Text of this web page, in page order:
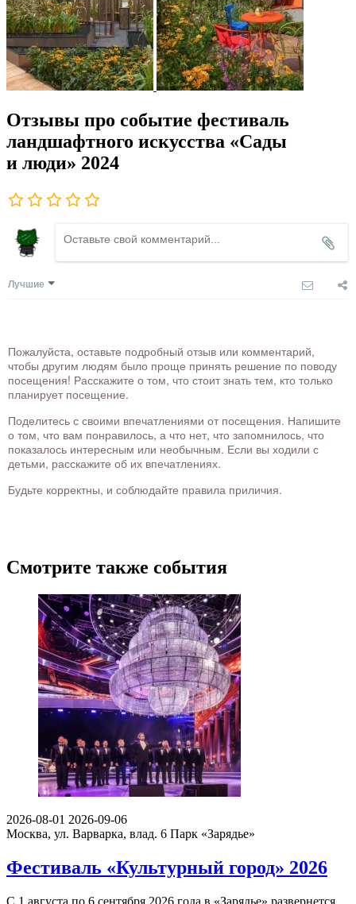
Отзывы про событие фестиваль
ландшафтного искусства «Сады
и люди» 2024
Лучшие
Пожалуйста, оставьте подробный отзыв или комментарий,
чтобы другим людям было проще принять решение по поводу
посещения! Расскажите о том, что стоит знать тем, кто только
планирует посещение.
Поделитесь с своими впечатлениями от посещения. Напишите
о том, что вам понравилось, а что нет, что запомнилось, что
показалось интересным или необычным. Если вы ходили с
детьми, расскажите об их впечатлениях.
Будьте корректны, и соблюдайте правила приличия.
Смотрите также события
2026-08-01 2026-09-06
Москва, ул. Варварка, влад. 6 Парк «Зарядье»
Фестиваль «Культурный город» 2026
С 1 августа по 6 сентября 2026 года в «Зарядье» развернется